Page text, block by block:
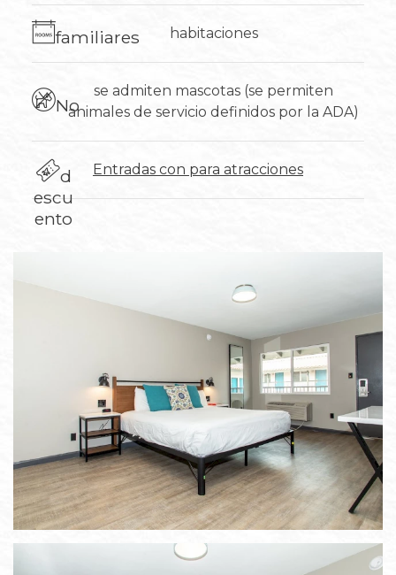
habitaciones
familiares
No
se admiten mascotas (se permiten
animales de servicio definidos por la ADA)
Entradas con
d
escu
ento
para atracciones